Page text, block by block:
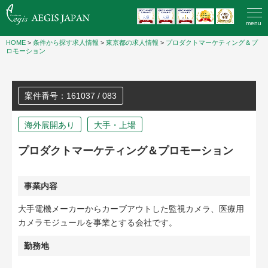
menu
HOME > 条件から探す求人情報 > 東京都の求人情報 > プロダクトマーケティング＆プ
ロモーション
案件番号：161037 / 083
海外展開あり 大手・上場
プロダクトマーケティング＆プロモーション
事業内容
大手電機メーカーからカーブアウトした監視カメラ、医療用
カメラモジュールを事業とする会社です。
勤務地